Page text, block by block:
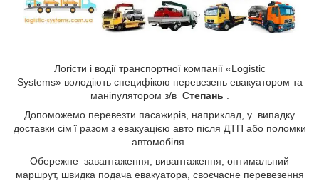
Логісти і водії транспортної компанії «Logistic
Systems» володіють специфікою перевезень евакуатором та
маніпулятором з/в Степань​​​​​​​
Допоможемо перевезти пасажирів, наприклад, у випадку
доставки сім’ї разом з евакуацією авто після ДТП або поломки
автомобіля.
Обережне завантаження, вивантаження, оптимальний
маршрут, швидка подача евакуатора, своєчасне перевезення